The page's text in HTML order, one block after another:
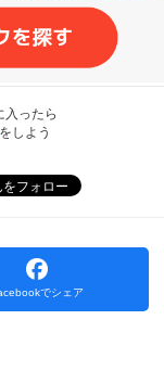
入ったら
をしよう
でシェア